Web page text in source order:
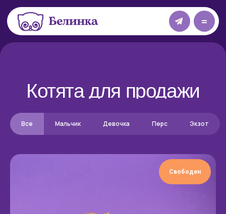
Все Мальчик Девочка Перс Экзот
Свободен